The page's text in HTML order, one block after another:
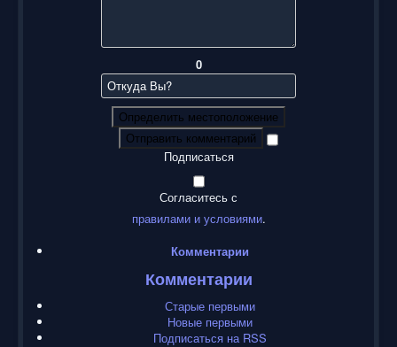
0
Определить местоположение
Отправить комментарий
Подписаться
Согласитесь с
правилами и условиями.
Комментарии
Комментарии
Старые первыми
Новые первыми
Подписаться на RSS